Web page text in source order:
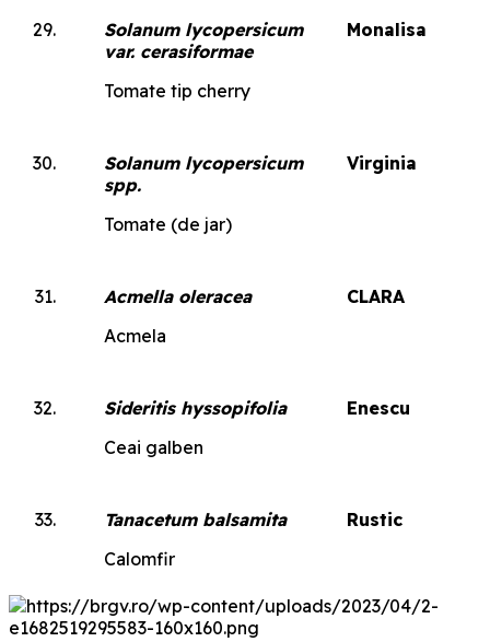
Solanum lycopersicum
var. cerasiformae
Tomate tip cherry
Monalisa
Solanum lycopersicum
spp.
Tomate (de jar)
Virginia
Acmella oleracea
Acmela
CLARA
Sideritis hyssopifolia
Ceai galben
Enescu
Tanacetum balsamita
Calomfir
Rustic